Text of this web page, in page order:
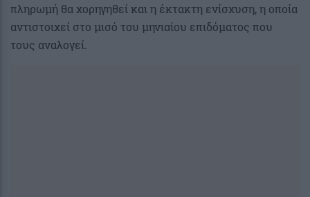
πληρωμή θα χορηγηθεί και η έκτακτη ενίσχυση, η οποία
αντιστοιχεί στο μισό του μηνιαίου επιδόματος που
τους αναλογεί.